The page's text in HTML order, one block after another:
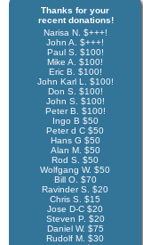
Thanks for your
recent donations!
Narisa N. $+++!
John A. $+++!
Paul S. $100!
Mike A. $100!
Eric B. $100!
John Karl L. $100!
Don S. $100!
John S. $100!
Peter B. $100!
Ingo B $50
Peter d C $50
Hans G $50
Alan M. $50
Rod S. $50
Wolfgang W. $50
Bill O. $70
Ravinder S. $20
Chris S. $15
Jose D-C $20
Steven P. $20
Daniel W. $75
Rudolf M. $30